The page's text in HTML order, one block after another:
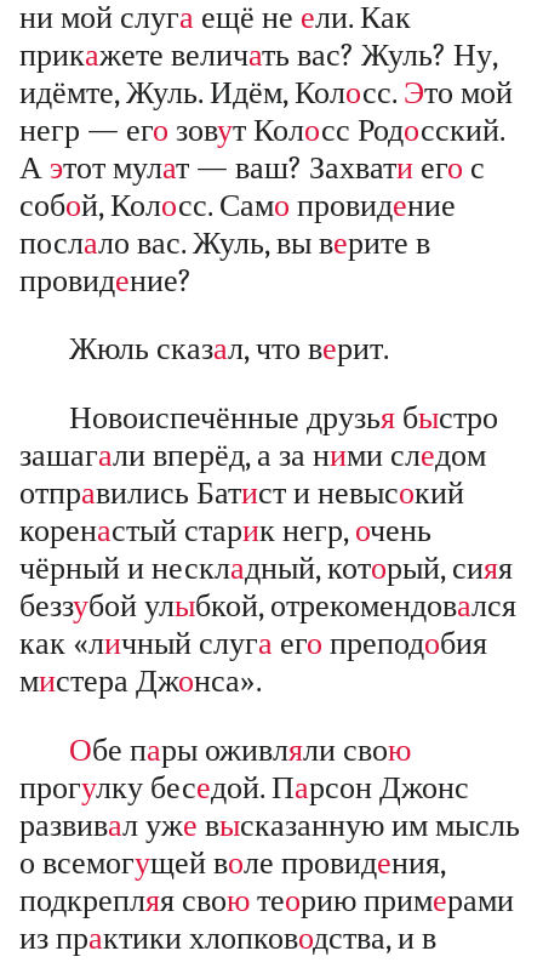
ни мой слуга ещё не ели. Как
прикажете величать вас? Жуль? Ну,
идёмте, Жуль. Идём, Колосс. Это мой
негр — его зовут Колосс Родосский.
А этот мулат — ваш? Захвати его с
собой, Колосс. Само провидение
послало вас. Жуль, вы верите в
провидение?
Жюль сказал, что верит.
Новоиспечённые друзьябыстро
зашагали вперёд, а за ними следом
отправились Батист и невысокий
коренастый старик негр, очень
чёрный и нескладный, который, сияя
беззубой улыбкой, отрекомендовался
как «личный слуга его преподобия
мистера Джонса».
Обе пары оживляли свою
прогулку беседой. Парсон Джонс
развивал уже высказанную им мысль
о всемогущей воле провидения,
подкрепляя свою теорию примерами
из практики хлопководства, и в